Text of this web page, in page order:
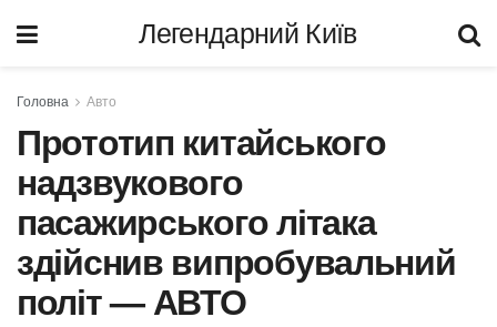
Легендарний Київ
Головна Авто
Прототип китайського
надзвукового
пасажирського літака
здійснив випробувальний
політ — АВТО